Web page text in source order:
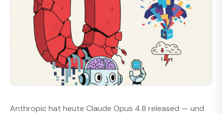
Anthropic hat heute Claude Opus 4.8 released — und